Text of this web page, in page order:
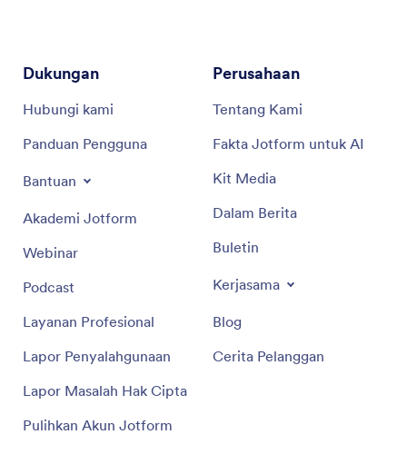
Dukungan
Hubungi kami
Panduan Pengguna
Bantuan
Akademi Jotform
Webinar
Podcast
Layanan Profesional
Lapor Penyalahgunaan
Lapor Masalah Hak Cipta
Pulihkan Akun Jotform
Perusahaan
Tentang Kami
Fakta Jotform untuk AI
Kit Media
Dalam Berita
Buletin
Kerjasama
Blog
Cerita Pelanggan